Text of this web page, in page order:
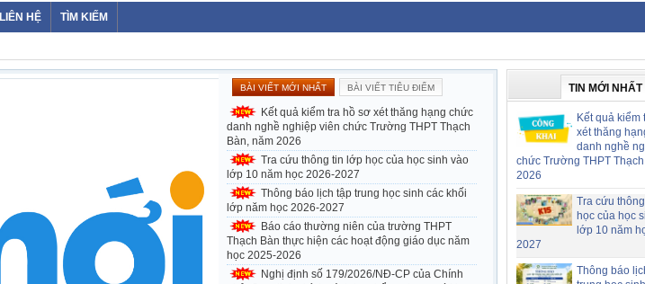
LIÊN HỆ TÌM KIẾM
BÀI VIẾT MỚI NHẤT BÀI VIẾT TIÊU ĐIỂM
Kết quả kiểm tra hồ sơ xét thăng hạng chức
danh nghề nghiệp viên chức Trường THPT Thạch
Bàn, năm 2026
Tra cứu thông tin lớp học của học sinh vào
lớp 10 năm học 2026-2027
Thông báo lịch tập trung học sinh các khối
lớp năm học 2026-2027
Báo cáo thường niên của trường THPT
Thạch Bàn thực hiện các hoạt động giáo dục năm
học 2025-2026
Nghị định số 179/2026/NĐ-CP của Chính
TIN MỚI NHẤT
Kết quả kiểm
xét thăng
danh nghề
chức Trường THPT
2026
Tra cứu
học của học
lớp 10 năm
2027
Thông báo